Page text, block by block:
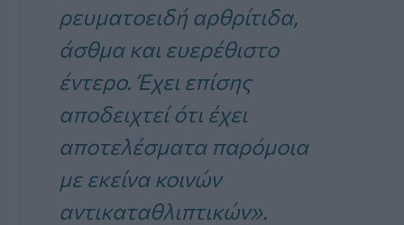
ρευματοειδή αρθρίτιδα,
άσθμα και ευερέθιστο
έντερο. Έχει επίσης
αποδειχτεί ότι έχει
αποτελέσματα παρόμοια
με εκείνα κοινών
αντικαταθλιπτικών».